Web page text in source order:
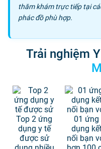
thăm khám trực tiếp tại
phác đồ phù hợp.
Trải nghiệm
Top 2 ứng
dụng y tế
được sử
01 ứng
dụng
nối bạn